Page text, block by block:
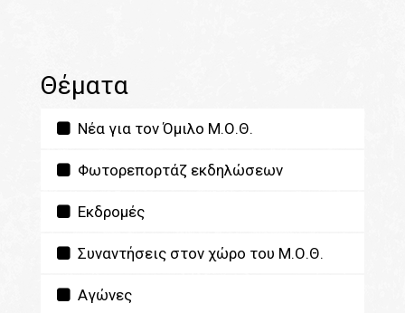
Θέματα
Νέα για τον Όμιλο Μ.Ο.Θ.
Φωτορεπορτάζ εκδηλώσεων
Εκδρομές
Συναντήσεις στον χώρο του Μ.Ο.Θ.
Αγώνες